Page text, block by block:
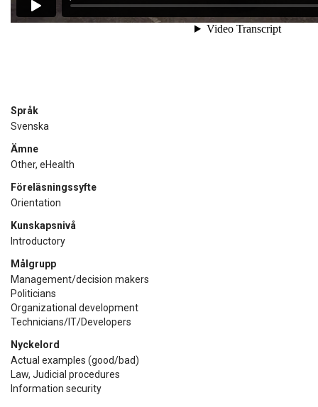
Språk
Svenska
Ämne
Other, eHealth
Föreläsningssyfte
Orientation
Kunskapsnivå
Introductory
Målgrupp
Management/decision makers
Politicians
Organizational development
Technicians/IT/Developers
Nyckelord
Actual examples (good/bad)
Law, Judicial procedures
Information security